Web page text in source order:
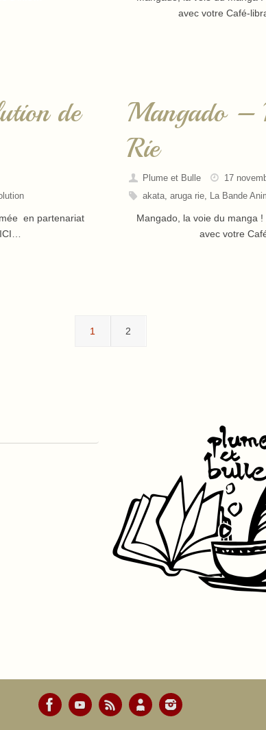
avec votre Café-
de
en partenariat
Mangado –
Rie
Plume et Bulle 17
akata, aruga rie, La Bande
Mangado, la voie du manga
avec votre
1 2